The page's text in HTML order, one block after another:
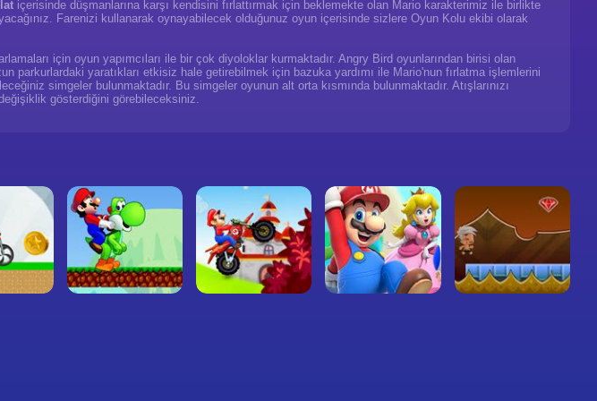
içerisinde düşmanlarına karşı kendisini fırlattırmak için beklemekte olan Mario karakterimiz ile birlikte
Farenizi kullanarak oynayabilecek olduğunuz oyun içerisinde sizlere Oyun Kolu ekibi olarak
için oyun yapımcıları ile bir çok diyoloklar kurmaktadır. Angry Bird oyunlarından birisi olan
parkurlardaki yaratıkları etkisiz hale getirebilmek için bazuka yardımı ile Mario'nun fırlatma işlemlerini
simgeler bulunmaktadır. Bu simgeler oyunun alt orta kısmında bulunmaktadır. Atışlarınızı
gösterdiğini görebileceksiniz.